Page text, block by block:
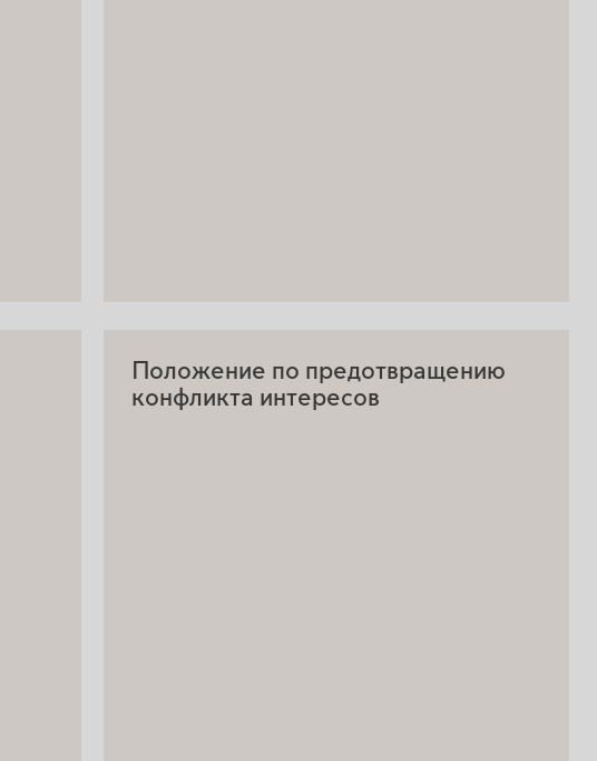
Положение по предотвращению
конфликта интересов